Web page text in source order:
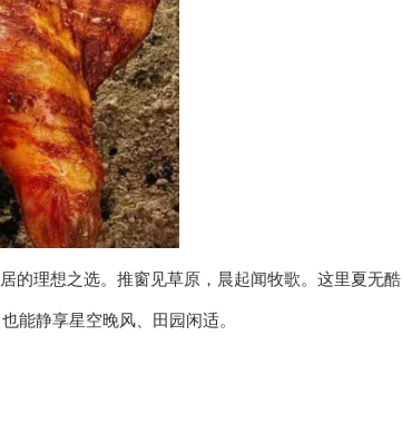
的理想之选。推窗见草原，晨起闻牧歌。这里夏无酷
能静享星空晚风、田园闲适。